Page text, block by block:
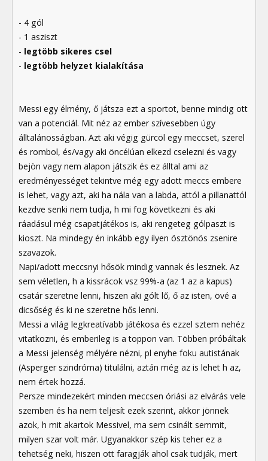
- 4 gól
- 1 asziszt
- legtöbb sikeres csel
- legtöbb helyzet kialakítása
Messi egy élmény, ő játsza ezt a sportot, benne mindig ott
van a potenciál. Mit néz az ember szívesebben úgy
álltalánosságban. Azt aki végig gürcöl egy meccset, szerel
és rombol, és/vagy aki öncélúan elkezd cselezni és vagy
bejön vagy nem alapon játszik és ez álltal ami az
eredményességet tekintve még egy adott meccs embere
is lehet, vagy azt, aki ha nála van a labda, attól a pillanattól
kezdve senki nem tudja, h mi fog következni és aki
ráadásul még csapatjátékos is, aki rengeteg gólpaszt is
kioszt. Na mindegy én inkább egy ilyen ösztönös zsenire
szavazok.
Napi/adott meccsnyi hősök mindig vannak és lesznek. Az
sem véletlen, h a kissrácok vsz 99%-a (az 1 az a kapus)
csatár szeretne lenni, hiszen aki gólt lő, ő az isten, övé a
dicsőség és ki ne szeretne hős lenni.
Messi a világ legkreatívabb játékosa és ezzel sztem nehéz
vitatkozni, és emberileg is a toppon van. Többen próbáltak
a Messi jelenség mélyére nézni, pl enyhe foku autistának
(Asperger szindróma) titulálni, aztán még az is lehet h az,
nem értek hozzá.
Persze mindezekért minden meccsen óriási az elvárás vele
szemben és ha nem teljesít ezek szerint, akkor jönnek
azok, h mit akartok Messivel, ma sem csinált semmit,
milyen szar volt már. Ugyanakkor szép kis teher ez a
tehetség neki, hiszen ott faragják ahol csak tudják, mert